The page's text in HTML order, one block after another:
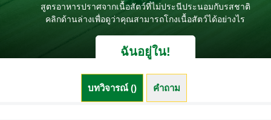
สูตรอาหารปราศจากเนื้อสัตว์ที่ไม่ประนีประนอมกับรสชาติ
คลิกด้านล่างเพื่อดูว่าคุณสามารถโกงเนื้อสัตว์ได้อย่างไร
ฉันอยู่ใน!
บทวิจารณ์ () คำถาม (0)